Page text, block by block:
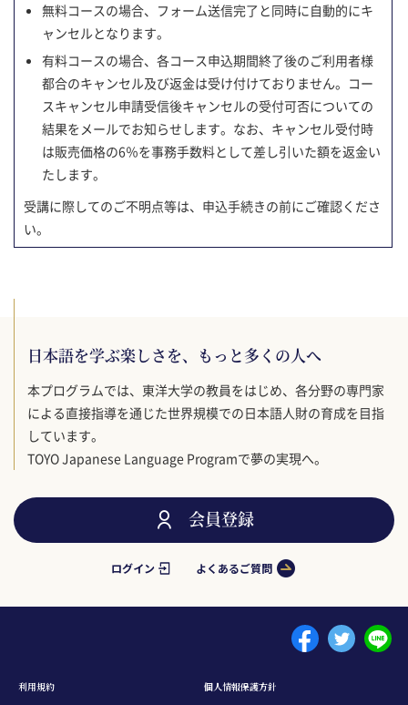
無料コースの場合、フォーム送信完了と同時に自動的にキ
ャンセルとなります。
有料コースの場合、各コース申込期間終了後のご利用者様
都合のキャンセル及び返金は受け付けておりません。コー
スキャンセル申請受信後キャンセルの受付可否についての
結果をメールでお知らせします。なお、キャンセル受付時
は販売価格の6％を事務手数料として差し引いた額を返金い
たします。
受講に際してのご不明点等は、申込手続きの前にご確認くださ
い。
日本語を学ぶ楽しさを、もっと多くの人へ
本プログラムでは、東洋大学の教員をはじめ、各分野の専門家
による直接指導を通じた世界規模での日本語人財の育成を目指
しています。
TOYO Japanese Language Programで夢の実現へ。
会員登録
ログイン よくあるご質問
Menu footer 1
利⽤規約 個⼈情報保護⽅針